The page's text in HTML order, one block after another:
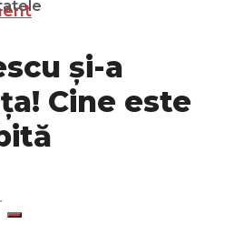
și-a
Cine este